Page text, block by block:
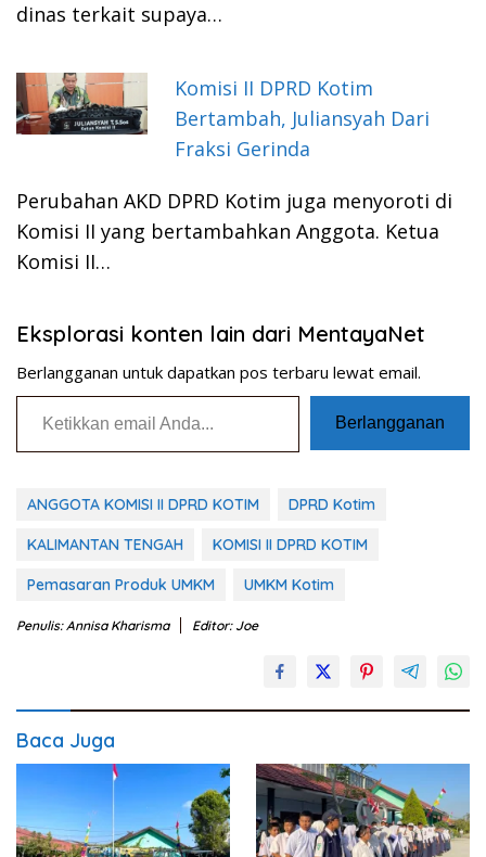
dinas terkait supaya…
Komisi II DPRD Kotim
Bertambah, Juliansyah Dari
Fraksi Gerinda
Perubahan AKD DPRD Kotim juga menyoroti di
Komisi II yang bertambahkan Anggota. Ketua
Komisi II…
Eksplorasi konten lain dari MentayaNet
Berlangganan untuk dapatkan pos terbaru lewat email.
Ketikkan email Anda...
Berlangganan
ANGGOTA KOMISI II DPRD KOTIM DPRD Kotim
KALIMANTAN TENGAH KOMISI II DPRD KOTIM
Pemasaran Produk UMKM UMKM Kotim
Penulis: Annisa Kharisma Editor: Joe
Baca Juga